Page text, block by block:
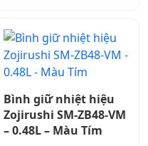
Bình giữ nhiệt hiệu
Zojirushi SM-ZB48-VM
– 0.48L – Màu Tím